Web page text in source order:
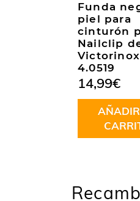
Funda
piel para
cinturón
Nailclip
Victorinox
4.0519
14,99€